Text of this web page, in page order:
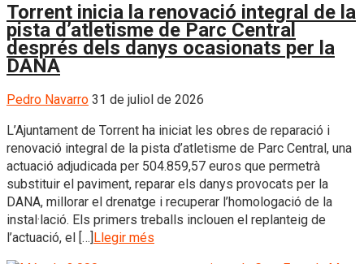
Torrent inicia la renovació integral de la
pista d’atletisme de Parc Central
després dels danys ocasionats per la
DANA
Pedro Navarro 31 de juliol de 2026
L’Ajuntament de Torrent ha iniciat les obres de reparació i
renovació integral de la pista d’atletisme de Parc Central, una
actuació adjudicada per 504.859,57 euros que permetrà
substituir el paviment, reparar els danys provocats per la
DANA, millorar el drenatge i recuperar l’homologació de la
instal·lació. Els primers treballs inclouen el replanteig de
l’actuació, el […] Llegir més